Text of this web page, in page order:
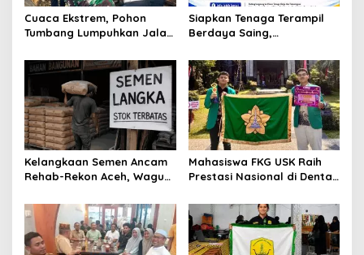
Cuaca Ekstrem, Pohon
Tumbang Lumpuhkan Jalan
Blangpidie
Siapkan Tenaga Terampil
Berdaya Saing,
Tamiang Buka Pelatihan
Kerja 2026
Kelangkaan Semen Ancam
Rehab-Rekon Aceh, Wagub
Mahasiswa FKG USK Raih
Prestasi Nasional di Dental